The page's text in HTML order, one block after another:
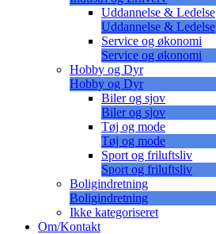
Uddannelse & Ledelse
Uddannelse & Ledelse
Service og økonomi
Service og økonomi
Hobby og Dyr
Hobby og Dyr
Biler og sjov
Biler og sjov
Tøj og mode
Tøj og mode
Sport og friluftsliv
Sport og friluftsliv
Boligindretning
Boligindretning
Ikke kategoriseret
Om/Kontakt